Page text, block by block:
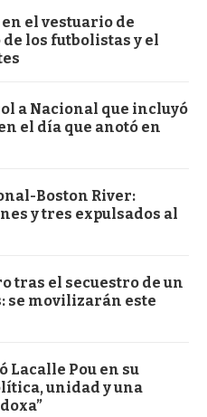
el vestuario de
los futbolistas y el
a Nacional que incluyó
el día que anotó en
Boston River:
y tres expulsados al
tras el secuestro de un
se movilizarán este
Lacalle Pou en su
unidad y una